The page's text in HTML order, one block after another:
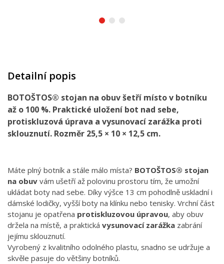
Detailní popis
BOTOŠTOS® stojan na obuv šetří místo v botníku
až o 100 %. Praktické uložení bot nad sebe,
protiskluzová úprava a vysunovací zarážka proti
sklouznutí. Rozměr 25,5 × 10 × 12,5 cm.
Máte plný botník a stále málo místa? BOTOŠTOS® stojan
na obuv vám ušetří až polovinu prostoru tím, že umožní
ukládat boty nad sebe. Díky výšce 13 cm pohodlně uskladní i
dámské lodičky, vyšší boty na klínku nebo tenisky. Vrchní část
stojanu je opatřena protiskluzovou úpravou, aby obuv
držela na místě, a praktická vysunovací zarážka zabrání
jejímu sklouznutí.
Vyrobený z kvalitního odolného plastu, snadno se udržuje a
skvěle pasuje do většiny botníků.